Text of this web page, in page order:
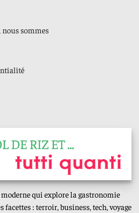
nous sommes
qui explore la gastronomie
facettes : terroir, business, tech, voyage